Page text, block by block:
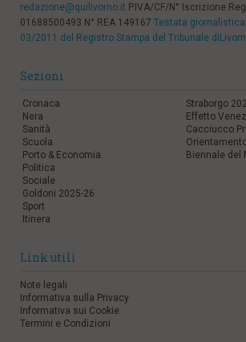
redazione@quilivorno.it P.IVA/CF/N° Iscrizione
01688500493 N° REA 149167 Testata
03/2011 del Registro Stampa del Tribunale
Sezioni
Cronaca
Nera
Sanità
Scuola
Porto & Economia
Politica
Sociale
Goldoni 2025-26
Sport
Itinera
Straborgo
Effetto
Cacciucco
Biennale del
Link utili
Note legali
Informativa sulla Privacy
Informativa sui Cookie
Termini e Condizioni